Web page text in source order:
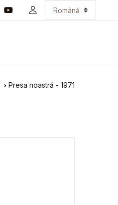
Presa noastră - 1971